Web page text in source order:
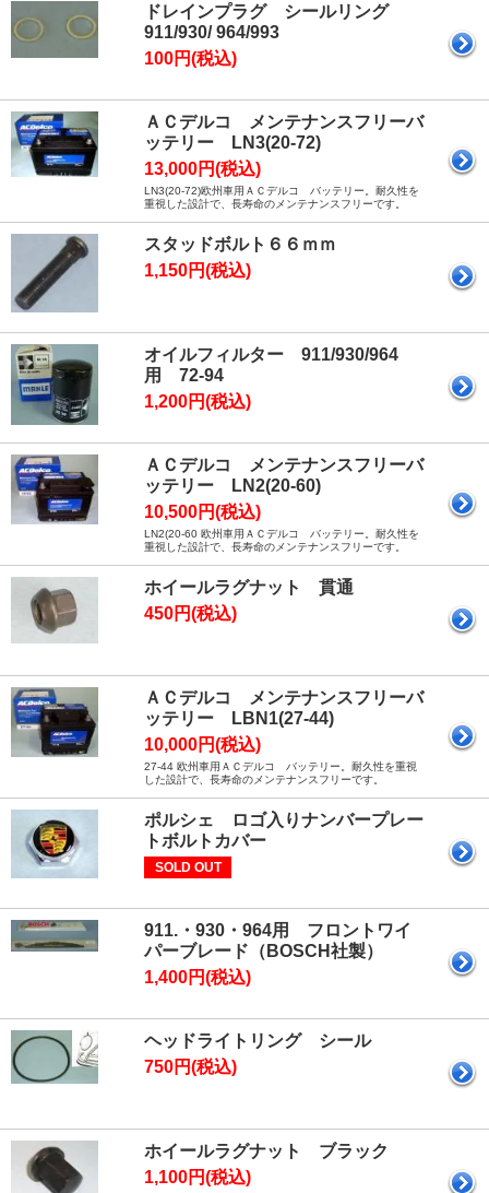
ドレインプラグ シールリング
911/930/ 964/993
100円(税込)
ＡＣデルコ メンテナンスフリーバ
ッテリー LN3(20-72)
13,000円(税込)
LN3(20-72)欧州車用ＡＣデルコ バッテリー。耐久性を
重視した設計で、長寿命のメンテナンスフリーです。
スタッドボルト６６ｍｍ
1,150円(税込)
オイルフィルター 911/930/964
用 72-94
1,200円(税込)
ＡＣデルコ メンテナンスフリーバ
ッテリー LN2(20-60)
10,500円(税込)
LN2(20-60 欧州車用ＡＣデルコ バッテリー。耐久性を
重視した設計で、長寿命のメンテナンスフリーです。
ホイールラグナット 貫通
450円(税込)
ＡＣデルコ メンテナンスフリーバ
ッテリー LBN1(27-44)
10,000円(税込)
27-44 欧州車用ＡＣデルコ バッテリー。耐久性を重視
した設計で、長寿命のメンテナンスフリーです。
ポルシェ ロゴ入りナンバープレー
トボルトカバー
SOLD OUT
911.・930・964用 フロントワイ
パーブレード（BOSCH社製）
1,400円(税込)
ヘッドライトリング シール
750円(税込)
ホイールラグナット ブラック
1,100円(税込)